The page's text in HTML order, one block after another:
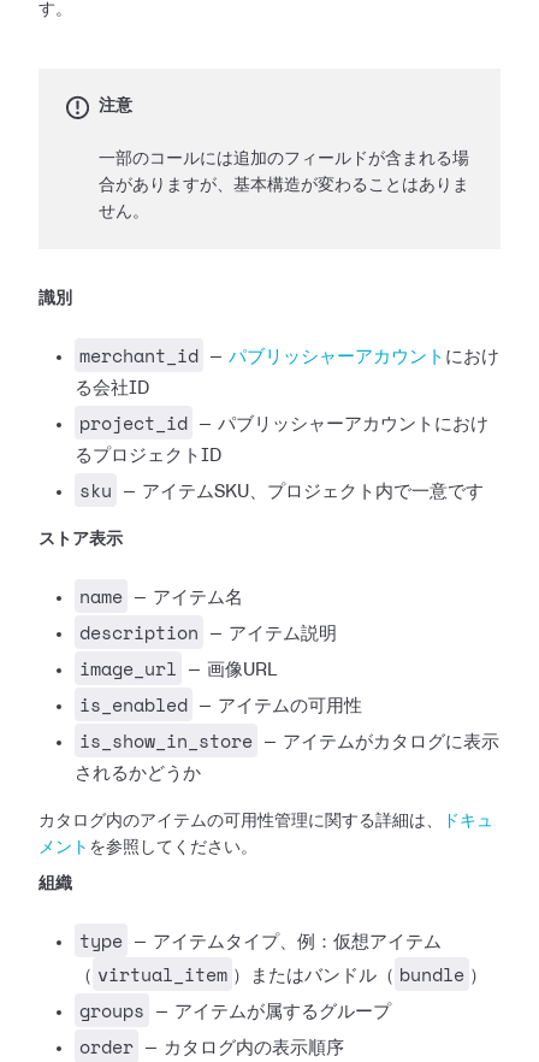
す。
注意
一部のコールには追加のフィールドが含まれる場
合がありますが、基本構造が変わることはありま
せん。
識別
merchant_id — パブリッシャーアカウント におけ
る会社ID
project_id
— パブリッシャーアカウントにおけ
るプロジェクトID
sku — アイテムSKU、プロジェクト内で一意です
ストア表示
name — アイテム名
description — アイテム説明
image_url — 画像URL
is_enabled — アイテムの可用性
is_show_in_store
— アイテムがカタログに表示
されるかどうか
カタログ内のアイテムの可用性管理に関する詳細は、
ドキュ
メント を参照してください。
組織
type
— アイテムタイプ、例：仮想アイテム
（ virtual_item ）またはバンドル（ bundle ）
groups — アイテムが属するグループ
order — カタログ内の表示順序